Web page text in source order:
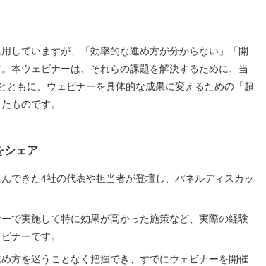
していますが、「効率的な進め方が分からない」「開
本ウェビナーは、それらの課題を解決するために、当
もに、ウェビナーを具体的な成果に変えるための「超
ものです。
シェア
できた4社の代表や担当者が登壇し、パネルディスカッ
で実施して特に効果が高かった施策など、実際の経験
ナーです。
方を迷うことなく把握でき、すでにウェビナーを開催